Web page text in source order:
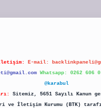
İletişim: E-mail:
Whatsapp: 0262 606
@karabul
Sitemiz, 5651 Sayılı Kanun
ve İletişim Kurumu (BTK)